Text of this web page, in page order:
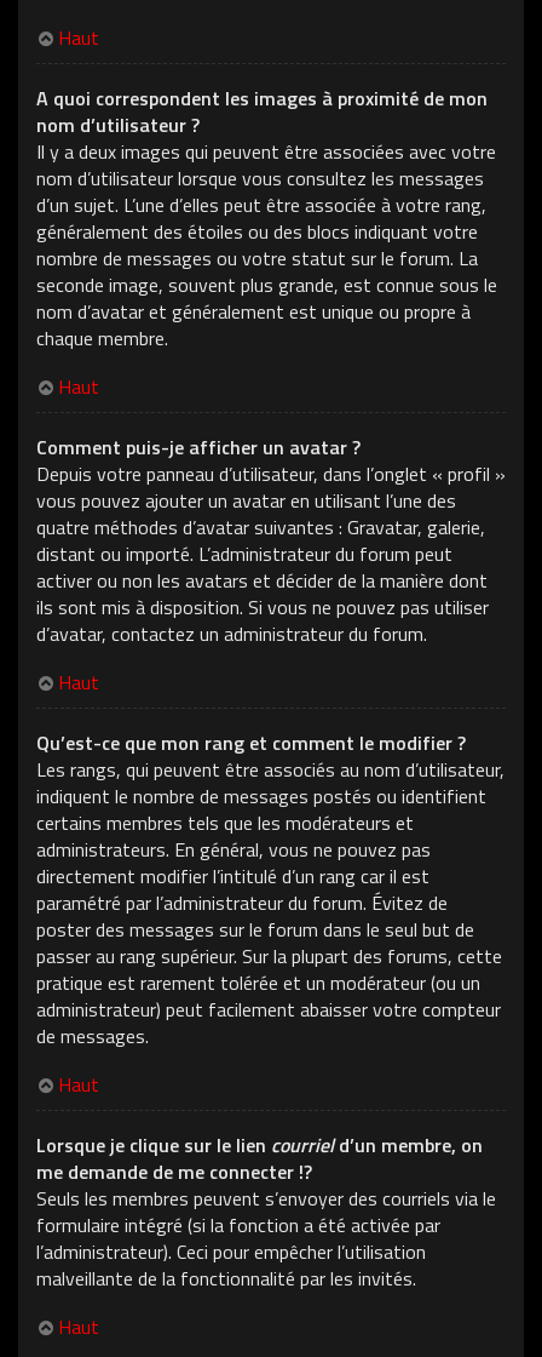
Haut
A quoi correspondent les images à proximité de mon
nom d’utilisateur ?
Il y a deux images qui peuvent être associées avec votre
nom d’utilisateur lorsque vous consultez les messages
d’un sujet. L’une d’elles peut être associée à votre rang,
généralement des étoiles ou des blocs indiquant votre
nombre de messages ou votre statut sur le forum. La
seconde image, souvent plus grande, est connue sous le
nom d’avatar et généralement est unique ou propre à
chaque membre.
Haut
Comment puis-je afficher un avatar ?
Depuis votre panneau d’utilisateur, dans l’onglet « profil »
vous pouvez ajouter un avatar en utilisant l’une des
quatre méthodes d’avatar suivantes : Gravatar, galerie,
distant ou importé. L’administrateur du forum peut
activer ou non les avatars et décider de la manière dont
ils sont mis à disposition. Si vous ne pouvez pas utiliser
d’avatar, contactez un administrateur du forum.
Haut
Qu’est-ce que mon rang et comment le modifier ?
Les rangs, qui peuvent être associés au nom d’utilisateur,
indiquent le nombre de messages postés ou identifient
certains membres tels que les modérateurs et
administrateurs. En général, vous ne pouvez pas
directement modifier l’intitulé d’un rang car il est
paramétré par l’administrateur du forum. Évitez de
poster des messages sur le forum dans le seul but de
passer au rang supérieur. Sur la plupart des forums, cette
pratique est rarement tolérée et un modérateur (ou un
administrateur) peut facilement abaisser votre compteur
de messages.
Haut
Lorsque je clique sur le lien courrield’un membre, on
me demande de me connecter !?
Seuls les membres peuvent s’envoyer des courriels via le
formulaire intégré (si la fonction a été activée par
l’administrateur). Ceci pour empêcher l’utilisation
malveillante de la fonctionnalité par les invités.
Haut